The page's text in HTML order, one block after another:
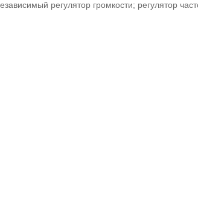
регулятор громкости; регулятор